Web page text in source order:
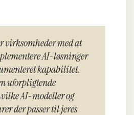
virksomheder med at
AI-løsninger
kapabilitet.
uforpligtende
AI-modeller og
der passer til jeres